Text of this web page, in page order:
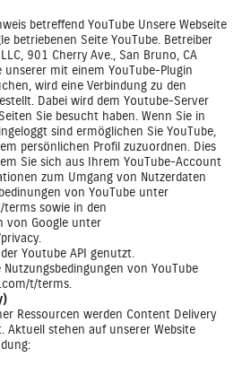
betreffend YouTube Unsere Webseite
betriebenen Seite YouTube. Betreiber
901 Cherry Ave., San Bruno, CA
unserer mit einem YouTube-Plugin
wird eine Verbindung zu den
Dabei wird dem Youtube-Server
Sie besucht haben. Wenn Sie in
sind ermöglichen Sie YouTube,
persönlichen Profil zuzuordnen. Dies
Sie sich aus Ihrem YouTube-Account
zum Umgang von Nutzerdaten
von YouTube unter
terms sowie in den
von Google unter
.
Youtube API genutzt.
von YouTube
t/terms
Ressourcen werden Content Delivery
Aktuell stehen auf unserer Website